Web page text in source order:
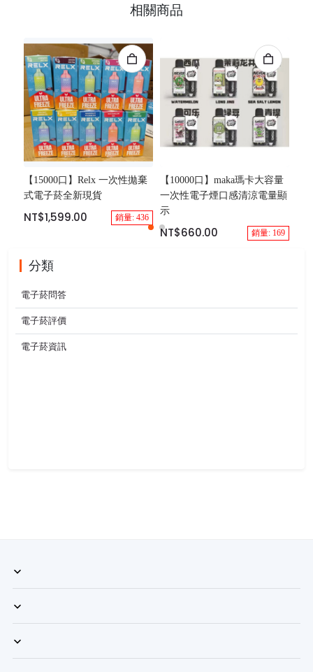
相關商品
【15000口】Relx 一次性拋棄
式電子菸全新現貨
NT$1,599.00 銷量: 436
【10000口】maka瑪卡大容量
一次性電子煙口感清涼電量顯
示
NT$660.00 銷量: 169
分類
電子菸問答
電子菸評價
電子菸資訊